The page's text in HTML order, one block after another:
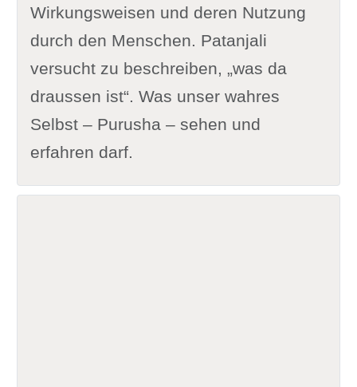
Wirkungsweisen und deren Nutzung
durch den Menschen. Patanjali
versucht zu beschreiben, „was da
draussen ist“. Was unser wahres
Selbst – Purusha – sehen und
erfahren darf.